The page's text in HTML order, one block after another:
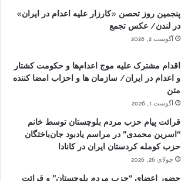
پنجمین روز تحصن «کارزار علیه اعدام در ایران»
در لندن/ عکس تجمع
آگوست 2, 2026
اقدام مشترک علیه موج اعدام‌ها و حکومت کشتار
و اعدام در ایران/ سازمان ها و احزاب امضا کننده
متن
آگوست 1, 2026
قرائت پیام حزب مردم بلوچستان توسط خانم
“اسرین محمدی” در مراسم یادبود جان‌باختگان
حزب کومله کردستان ایران در کانادا
جولای 26, 2026
حضور اعضای “حزب مردم بلوچستان” و قرائت